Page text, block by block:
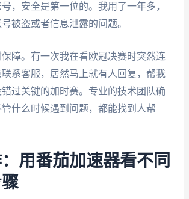
，安全是第一位的。我用了一年多，
被盗或者信息泄露的问题。
障。有一次我在看欧冠决赛时突然连
系客服，居然马上就有人回复，帮我
过关键的加时赛。专业的技术团队确
什么时候遇到问题，都能找到人帮
用番茄加速器看不同